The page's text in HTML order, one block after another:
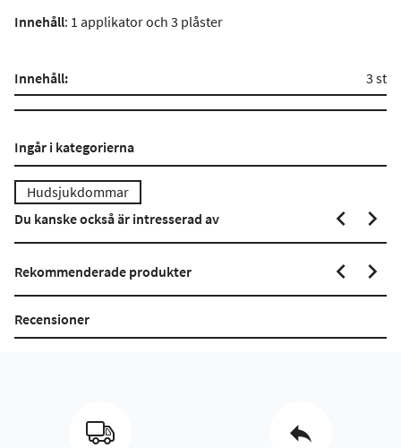
Innehåll: 1 applikator och 3 plåster
Innehåll: 3 st
Ingår i kategorierna
Hudsjukdommar
Du kanske också är intresserad av
Rekommenderade produkter
Recensioner